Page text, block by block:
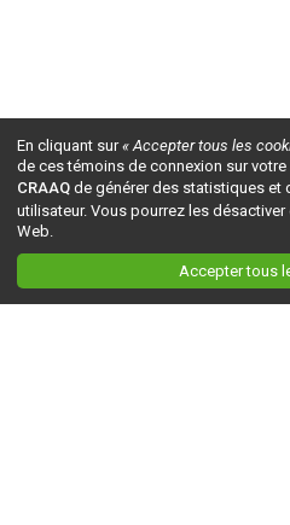
En cliquant sur« Accepter tous les
de ces témoins de connexion sur
CRAAQ de générer des statistiques et
utilisateur. Vous pourrez les
Web.
Accepter tous